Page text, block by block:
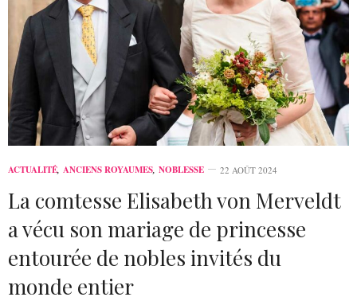
ACTUALITÉ, ANCIENS ROYAUMES, NOBLESSE 22 AOÛT 2024
La comtesse Elisabeth von Merveldt
a vécu son mariage de princesse
entourée de nobles invités du
monde entier